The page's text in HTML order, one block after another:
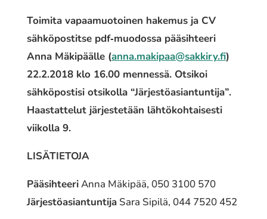
Toimita vapaa­muo­toi­nen hakemus ja CV
sähkö­pos­tit­se pdf‐muodossa pääsih­tee­ri
Anna Mäkipäälle (anna.makipaa@sakkiry.fi)
22.2.2018 klo 16.00 mennes­sä. Otsikoi
sähkö­pos­ti­si otsi­kol­la “Järjestöasiantuntija”.
Haastattelut järjes­te­tään lähtö­koh­tai­ses­ti
viikol­la 9.
LISÄTIETOJA
PääsihteeriAnna Mäkipää, 050 3100 570
JärjestöasiantuntijaSara Sipilä, 044 7520 452